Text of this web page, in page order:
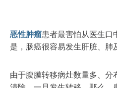
恶性肿瘤患者最害怕从医生口
是，肠癌很容易发生肝脏、肺
由于腹膜转移病灶数量多、分